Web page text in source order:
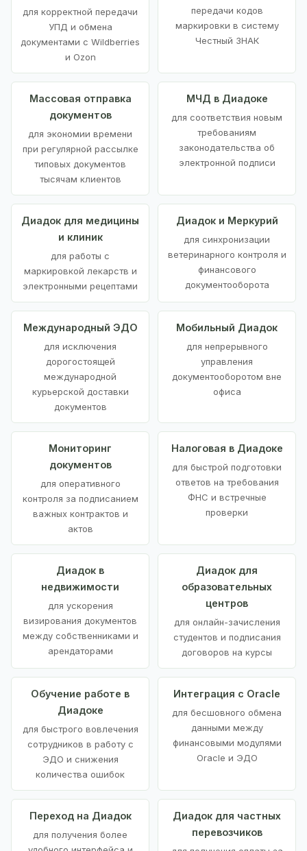
для корректной передачи
УПД и обмена
документами с Wildberries
и Ozon
передачи кодов
маркировки в систему
Честный ЗНАК
Массовая отправка
документов
для экономии времени
при регулярной рассылке
типовых документов
тысячам клиентов
МЧД в Диадоке
для соответствия новым
требованиям
законодательства об
электронной подписи
Диадок для медицины
и клиник
для работы с
маркировкой лекарств и
электронными рецептами
Диадок и Меркурий
для синхронизации
ветеринарного контроля и
финансового
документооборота
Международный ЭДО
для исключения
дорогостоящей
международной
курьерской доставки
документов
Мобильный Диадок
для непрерывного
управления
документооборотом вне
офиса
Мониторинг
документов
для оперативного
контроля за подписанием
важных контрактов и
актов
Налоговая в Диадоке
для быстрой подготовки
ответов на требования
ФНС и встречные
проверки
Диадок в
недвижимости
для ускорения
визирования документов
между собственниками и
арендаторами
Диадок для
образовательных
центров
для онлайн-зачисления
студентов и подписания
договоров на курсы
Обучение работе в
Диадоке
для быстрого вовлечения
сотрудников в работу с
ЭДО и снижения
количества ошибок
Интеграция с Oracle
для бесшовного обмена
данными между
финансовыми модулями
Oracle и ЭДО
Переход на Диадок
для получения более
Диадок для частных
перевозчиков